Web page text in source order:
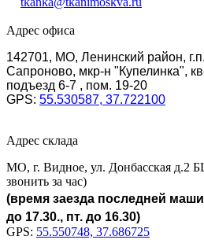
Адрес офиса
142701, МО, Ленинский район,
Сапроново, мкр-н "Купелинка",
подъезд 6-7 , пом. 19-20
GPS: 55.530587, 37.722100
Адрес склада
МО, г. Видное, ул. Донбасская д.2
звонить за час)
(время заезда последней
до 17.30., пт. до 16.30)
GPS: 55.550748, 37.686725